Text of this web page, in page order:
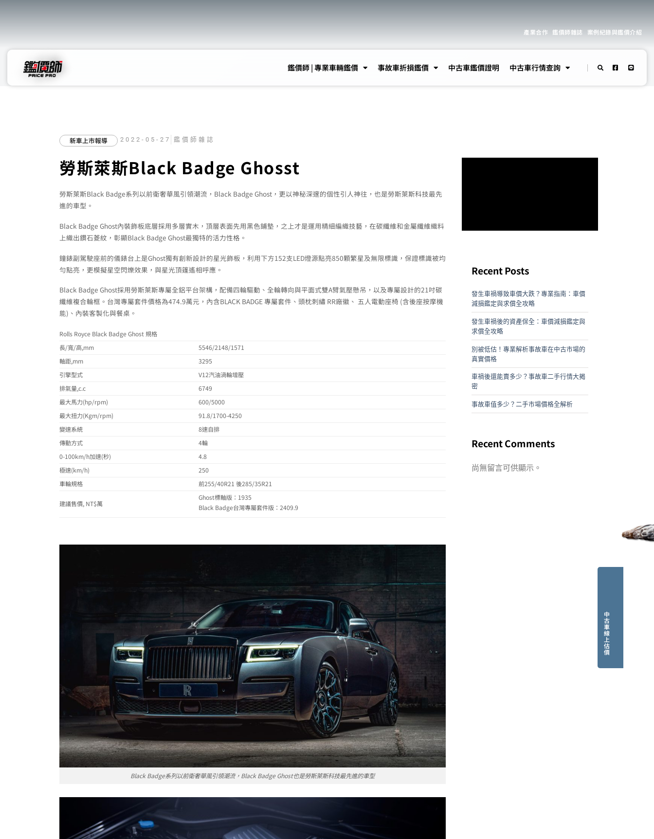
產業合作 鑑價師雜誌 案例紀錄與鑑價介紹
鑑價師 | 專業車輛鑑價 事故車折損鑑價 中古車鑑價證明 中古車行情查詢
中
古
車
線
上
估
價
新車上市報導 2022-05-27 鑑價師雜誌
勞斯萊斯Black Badge Ghosst
勞斯萊斯Black Badge系列以前衛奢華風引領潮流，Black Badge Ghost，更以神秘深邃的個性引人神往，也是勞斯萊斯科技最先
進的車型。
Black Badge Ghost內裝飾板底層採用多層實木，頂層表面先用黑色鋪墊，之上才是運用精細編織技藝，在碳纖維和金屬纖維織料
上織出鑽石菱紋，彰顯Black Badge Ghost最獨特的活力性格。
鐘錶副駕駛座前的儀錶台上是Ghost獨有創新設計的星光飾板，利用下方152支LED燈源點亮850顆繁星及無限標識，保證標識被均
勻點亮，更模擬星空閃爍效果，與星光頂篷遙相呼應。
Black Badge Ghost採用勞斯萊斯專屬全鋁平台架構，配備四輪驅動、全輪轉向與平面式雙A臂氣壓懸吊，以及專屬設計的21吋碳
纖維複合輪框。台灣專屬套件價格為474.9萬元，內含BLACK BADGE 專屬套件、頭枕刺繡 RR廠徽、 五人電動座椅 (含後座按摩機
能)、內裝客製化與餐桌。
Rolls Royce Black Badge Ghost 規格
長/寬/高,mm
5546/2148/1571
軸距,mm
3295
引擎型式
V12汽油渦輪增壓
排氣量,c.c
6749
最大馬力(hp/rpm)
600/5000
最大扭力(Kgm/rpm)
91.8/1700-4250
變速系統
8速自排
傳動方式
4輪
0-100km/h加速(秒)
4.8
極速(km/h)
250
車輪規格
前255/40R21 後285/35R21
建議售價, NT$萬
Ghost標軸版：1935
Black Badge台灣專屬套件版：2409.9
Black Badge系列以前衛奢華風引領潮流，Black Badge Ghost也是勞斯萊斯科技最先進的車型
Recent Posts
發生車禍導致車價大跌？專業指南：車價
減損鑑定與求償全攻略
發生車禍後的資產保全：車價減損鑑定與
求償全攻略
別被低估！專業解析事故車在中古市場的
真實價格
車禍後還能賣多少？事故車二手行情大揭
密
事故車值多少？二手市場價格全解析
Recent Comments
尚無留言可供顯示。